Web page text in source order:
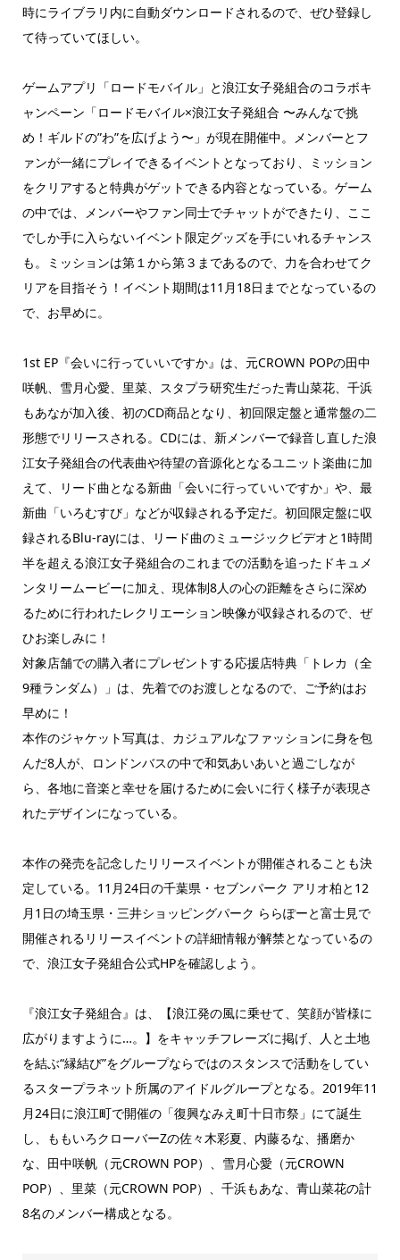
時にライブラリ内に自動ダウンロードされるので、ぜひ登録し
て待っていてほしい。
ゲームアプリ「ロードモバイル」と浪江女子発組合のコラボキ
ャンペーン「ロードモバイル×浪江女子発組合 〜みんなで挑
め！ギルドの”わ”を広げよう〜」が現在開催中。メンバーとフ
ァンが一緒にプレイできるイベントとなっており、ミッション
をクリアすると特典がゲットできる内容となっている。ゲーム
の中では、メンバーやファン同士でチャットができたり、ここ
でしか手に入らないイベント限定グッズを手にいれるチャンス
も。ミッションは第１から第３まであるので、力を合わせてク
リアを目指そう！イベント期間は11月18日までとなっているの
で、お早めに。
1st EP『会いに行っていいですか』は、元CROWN POPの田中
咲帆、雪月心愛、里菜、スタプラ研究生だった青山菜花、千浜
もあなが加入後、初のCD商品となり、初回限定盤と通常盤の二
形態でリリースされる。CDには、新メンバーで録音し直した浪
江女子発組合の代表曲や待望の音源化となるユニット楽曲に加
えて、リード曲となる新曲「会いに行っていいですか」や、最
新曲「いろむすび」などが収録される予定だ。初回限定盤に収
録されるBlu-rayには、リード曲のミュージックビデオと1時間
半を超える浪江女子発組合のこれまでの活動を追ったドキュメ
ンタリームービーに加え、現体制8人の心の距離をさらに深め
るために行われたレクリエーション映像が収録されるので、ぜ
ひお楽しみに！
対象店舗での購入者にプレゼントする応援店特典「トレカ（全
9種ランダム）」は、先着でのお渡しとなるので、ご予約はお
早めに！
本作のジャケット写真は、カジュアルなファッションに身を包
んだ8人が、ロンドンバスの中で和気あいあいと過ごしなが
ら、各地に音楽と幸せを届けるために会いに行く様子が表現さ
れたデザインになっている。
本作の発売を記念したリリースイベントが開催されることも決
定している。11月24日の千葉県・セブンパーク アリオ柏と12
月1日の埼玉県・三井ショッピングパーク ららぽーと富士見で
開催されるリリースイベントの詳細情報が解禁となっているの
で、浪江女子発組合公式HPを確認しよう。
『浪江女子発組合』は、【浪江発の風に乗せて、笑顔が皆様に
広がりますように…。】をキャッチフレーズに掲げ、人と土地
を結ぶ“縁結び”をグループならではのスタンスで活動をしてい
るスタープラネット所属のアイドルグループとなる。2019年11
月24日に浪江町で開催の「復興なみえ町十日市祭」にて誕生
し、ももいろクローバーZの佐々木彩夏、内藤るな、播磨か
な、田中咲帆（元CROWN POP）、雪月心愛（元CROWN
POP）、里菜（元CROWN POP）、千浜もあな、青山菜花の計
8名のメンバー構成となる。